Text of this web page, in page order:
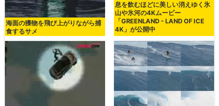
海面の獲物を飛び上がりながら捕
食するサメ
息を飲むほどに美しい消えゆく氷
山や氷河の4Kムービー
「GREENLAND - LAND OF ICE
4K」が公開中